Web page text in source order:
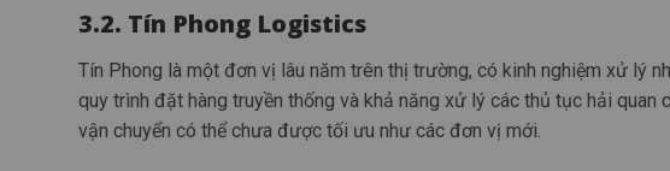
3.2. Tín Phong Logistics
Tín Phong là một đơn vị lâu năm trên thị trường, có kinh nghiệm xử lý
quy trình đặt hàng truyền thống và khả năng xử lý các thủ tục hải quan
vận chuyển có thể chưa được tối ưu như các đơn vị mới.